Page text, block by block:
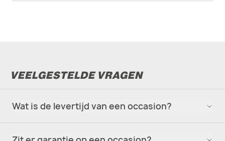
VEELGESTELDE VRAGEN
Wat is de levertijd van een occasion?